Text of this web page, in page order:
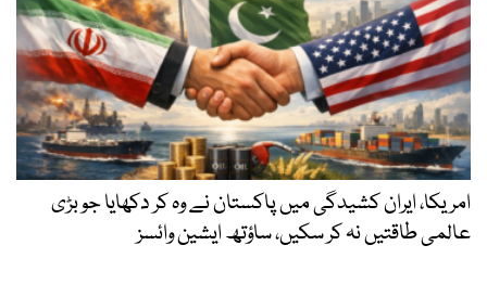
امریکا، ایران کشیدگی میں پاکستان نے وہ کر دکھایا جو بڑی
عالمی طاقتیں نہ کر سکیں، ساؤتھ ایشین وائسز